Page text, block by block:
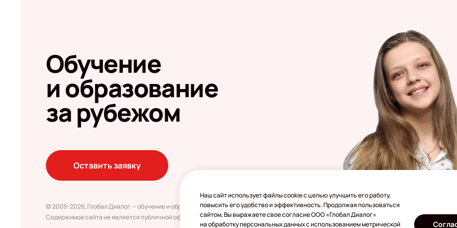
Обучение
и образование
за рубежом
Оставить заявку
© 2005-2026, Глобал Диалог — обучение и образование за рубежом
Содержимое сайта не является публичной офертой
Наш сайт использует файлы cookie с целью улучшить его работу,
повысить его удобство и эффективность. Продолжая пользоваться
сайтом, Вы выражаете свое согласие ООО «Глобал Диалог»
на обработку персональных данных с использованием метрической